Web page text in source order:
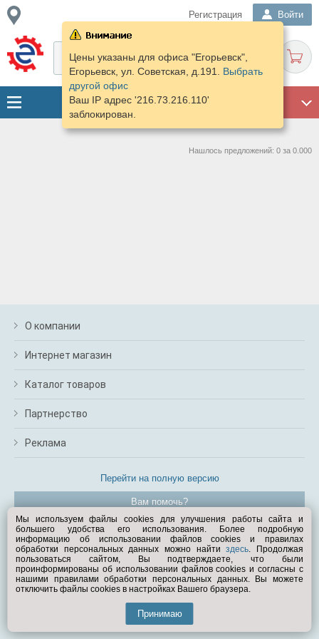
Регистрация Войти
Цены указаны для офиса "Егорьевск",
Егорьевск, ул. Советская, д.191. Выбрать
другой офис
Ваш IP адрес '216.73.216.110'
заблокирован.
Нашлось предложений: 0 за 0.000
О компании
Интернет магазин
Каталог товаров
Партнерство
Реклама
Перейти на полную версию
Вам помочь?
© Exist.ru 1998—2026
Мы используем файлы cookies для улучшения работы сайта и
большего удобства его использования. Более подробную
информацию об использовании файлов cookies и правилах
обработки персональных данных можно найтиздесь. Продолжая
пользоваться сайтом, Вы подтверждаете, что были
проинформированы об использовании файлов cookies и согласны с
нашими правилами обработки персональных данных. Вы можете
отключить файлы cookies в настройках Вашего браузера.
Принимаю